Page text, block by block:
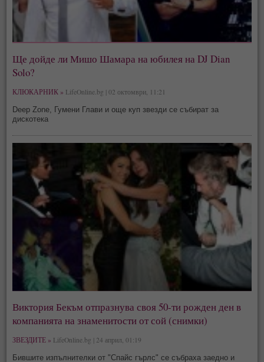
Ще дойде ли Мишо Шамара на юбилея на DJ Dian
Solo?
КЛЮКАРНИК » LifeOnline.bg | 02 октомври, 11:21
Deep Zone, Гумени Глави и още куп звезди се събират за
дискотека
Виктория Бекъм отпразнува своя 50-ти рожден ден в
компанията на знаменитости от сой (снимки)
ЗВЕЗДИТЕ » LifeOnline.bg | 24 април, 01:19
Бившите изпълнителки от "Спайс гърлс" се събраха заедно и